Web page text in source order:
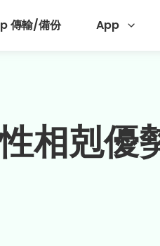
傳輸/備份 App
相剋優